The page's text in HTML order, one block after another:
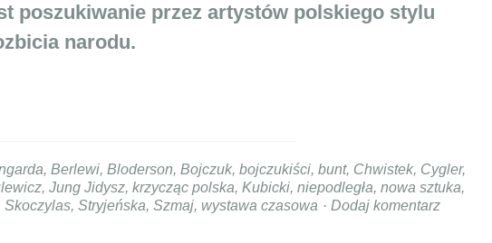
poszukiwanie przez artystów polskiego stylu
narodu.
, Berlewi, Bloderson, Bojczuk, bojczukiści, bunt, Chwistek, Cygler,
, Jung Jidysz, krzycząc polska, Kubicki, niepodległa, nowa sztuka,
Skoczylas, Stryjeńska, Szmaj, wystawa czasowa Dodaj komentarz